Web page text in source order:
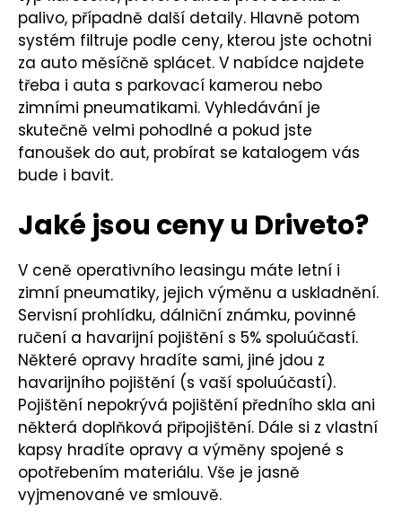
palivo, případně další detaily. Hlavně potom
systém filtruje podle ceny, kterou jste ochotni
za auto měsíčně splácet. V nabídce najdete
třeba i auta s parkovací kamerou nebo
zimními pneumatikami. Vyhledávání je
skutečně velmi pohodlné a pokud jste
fanoušek do aut, probírat se katalogem vás
bude i bavit.
Jaké jsou ceny u Driveto?
V ceně operativního leasingu máte letní i
zimní pneumatiky, jejich výměnu a uskladnění.
Servisní prohlídku, dálniční známku, povinné
ručení a havarijní pojištění s 5% spoluúčastí.
Některé opravy hradíte sami, jiné jdou z
havarijního pojištění (s vaší spoluúčastí).
Pojištění nepokrývá pojištění předního skla ani
některá doplňková připojištění. Dále si z vlastní
kapsy hradíte opravy a výměny spojené s
opotřebením materiálu. Vše je jasně
vyjmenované ve smlouvě.